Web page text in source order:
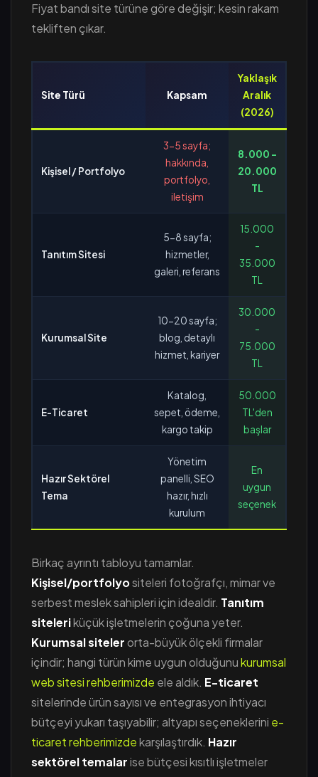
Fiyat bandı site türüne göre değişir; kesin rakam
tekliften çıkar.
Site Türü Kapsam
Yaklaşık
Aralık
(2026)
Kişisel / Portfolyo
3-5 sayfa;
hakkında,
portfolyo,
iletişim
8.000 -
20.000
TL
Tanıtım Sitesi
5-8 sayfa;
hizmetler,
galeri, referans
15.000
-
35.000
TL
Kurumsal Site
10-20 sayfa;
blog, detaylı
hizmet, kariyer
30.000
-
75.000
TL
E-Ticaret
Katalog,
sepet, ödeme,
kargo takip
50.000
TL'den
başlar
Hazır Sektörel
Tema
Yönetim
panelli, SEO
hazır, hızlı
kurulum
En
uygun
seçenek
Birkaç ayrıntı tabloyu tamamlar.
Kişisel/portfolyositeleri fotoğrafçı, mimar ve
serbest meslek sahipleri için idealdir. Tanıtım
siteleriküçük işletmelerin çoğuna yeter.
Kurumsal sitelerorta-büyük ölçekli firmalar
içindir; hangi türün kime uygun olduğunukurumsal
web sitesi rehberimizde ele aldık. E-ticaret
sitelerinde ürün sayısı ve entegrasyon ihtiyacı
bütçeyi yukarı taşıyabilir; altyapı seçeneklerini e-
ticaret rehberimizdekarşılaştırdık. Hazır
sektörel temalarise bütçesi kısıtlı işletmeler